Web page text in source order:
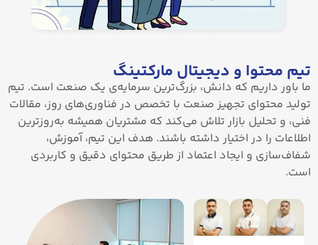
تیم محتوا و دیجیتال مارکتینگ
ما باور داریم که دانش، بزرگ‌ترین سرمایه‌ی یک صنعت است. تیم
تولید محتوای تجهیز صنعت با تخصص در فناوری‌های روز، مقالات
فنی، و تحلیل بازار تلاش می‌کند که مشتریان همیشه به‌روزترین
اطلاعات را در اختیار داشته باشند. هدف این تیم، آموزش،
شفاف‌سازی و ایجاد اعتماد از طریق محتوای دقیق و کاربردی
است.